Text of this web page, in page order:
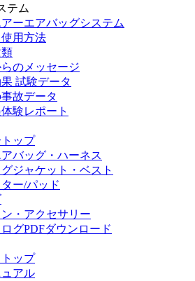
テム
ーエアバッグシステム
用方法
のメッセージ
試験データ
故データ
験レポート
ップ
バッグ・ハーネス
ジャケット・ベスト
ー/パッド
・アクセサリー
グPDFダウンロード
ップ
アル